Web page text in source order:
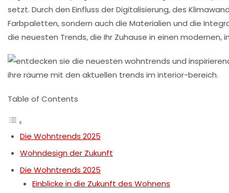
setzt. Durch den Einfluss der Digitalisierung, des
Farbpaletten, sondern auch die Materialien und die
die neuesten Trends, die Ihr Zuhause in einen modernen,
Table of Contents
Die Wohntrends 2025
Wohndesign der Zukunft
Die Wohntrends 2025
Einblicke in die Zukunft des Wohnens